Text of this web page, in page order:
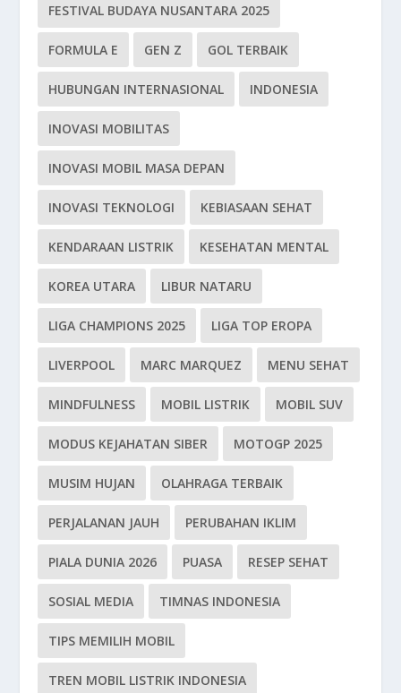
FESTIVAL BUDAYA NUSANTARA 2025
FORMULA E GEN Z GOL TERBAIK
HUBUNGAN INTERNASIONAL INDONESIA
INOVASI MOBILITAS
INOVASI MOBIL MASA DEPAN
INOVASI TEKNOLOGI KEBIASAAN SEHAT
KENDARAAN LISTRIK KESEHATAN MENTAL
KOREA UTARA LIBUR NATARU
LIGA CHAMPIONS 2025 LIGA TOP EROPA
LIVERPOOL MARC MARQUEZ MENU SEHAT
MINDFULNESS MOBIL LISTRIK MOBIL SUV
MODUS KEJAHATAN SIBER MOTOGP 2025
MUSIM HUJAN OLAHRAGA TERBAIK
PERJALANAN JAUH PERUBAHAN IKLIM
PIALA DUNIA 2026 PUASA RESEP SEHAT
SOSIAL MEDIA TIMNAS INDONESIA
TIPS MEMILIH MOBIL
TREN MOBIL LISTRIK INDONESIA